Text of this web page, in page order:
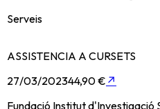
Serveis
ASSISTENCIA A CURSETS
27/03/202344,90 € ↗
Fundació Institut d'Investigació